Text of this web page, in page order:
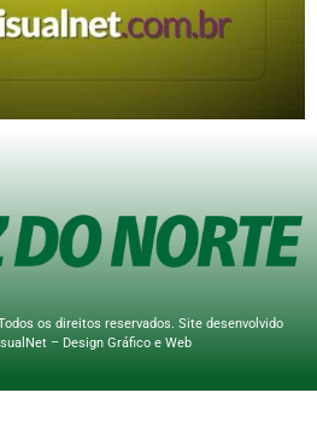
os direitos reservados. Site desenvolvido
– Design Gráfico e Web